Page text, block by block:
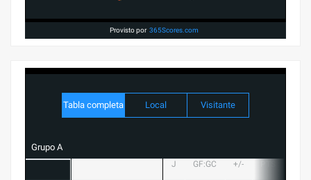
Provisto por 365Scores.com
Tabla completa Local Visitante
Grupo A
J GF:GC +/-